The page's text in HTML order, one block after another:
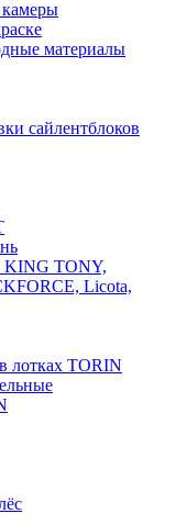
материалы
сайлентблоков
TONY,
Licota,
лотках TORIN